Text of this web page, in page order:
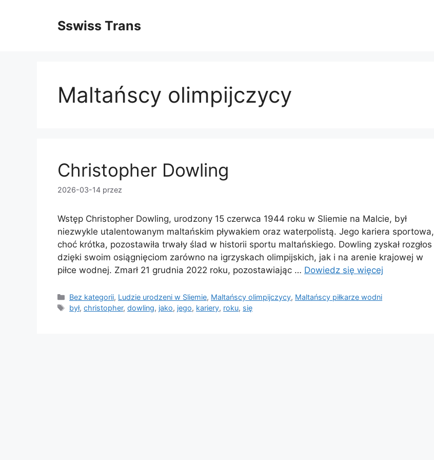
Sswiss Trans
Maltańscy olimpijczycy
Christopher Dowling
2026-03-14 przez
Wstęp Christopher Dowling, urodzony 15 czerwca 1944 roku w Sliemie na Malcie, był
niezwykle utalentowanym maltańskim pływakiem oraz waterpolistą. Jego kariera sportowa,
choć krótka, pozostawiła trwały ślad w historii sportu maltańskiego. Dowling zyskał rozgłos
dzięki swoim osiągnięciom zarówno na igrzyskach olimpijskich, jak i na arenie krajowej w
piłce wodnej. Zmarł 21 grudnia 2022 roku, pozostawiając … Dowiedz się więcej
Kategorie
Bez kategorii, Ludzie urodzeni w Sliemie, Maltańscy olimpijczycy, Maltańscy piłkarze wodni
Tagi
był,christopher,dowling, jako, jego, kariery, roku, się